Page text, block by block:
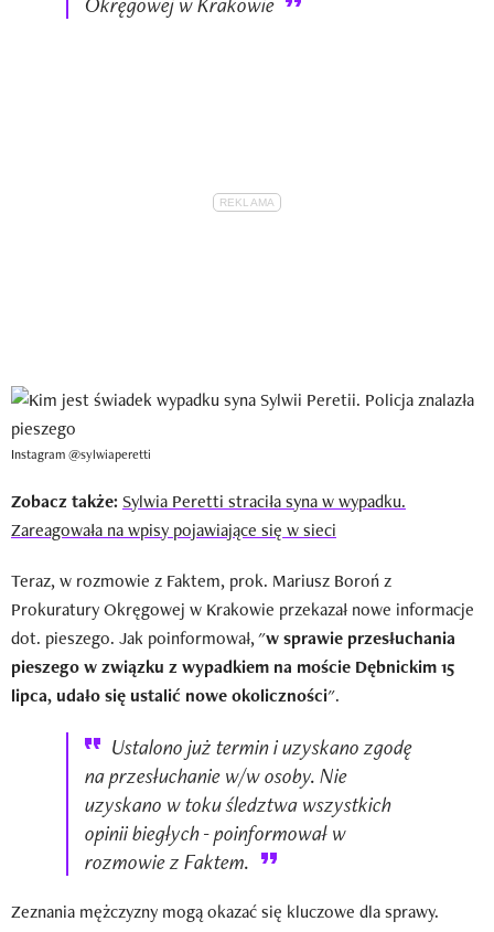
Instagram @sylwiaperetti
Zobacz także: Sylwia Peretti straciła syna w wypadku.
Zareagowała na wpisy pojawiające się w sieci
Teraz, w rozmowie z Faktem, prok. Mariusz Boroń z
Prokuratury Okręgowej w Krakowie przekazał nowe informacje
dot. pieszego. Jak poinformował, "w sprawie przesłuchania
pieszego w związku z wypadkiem na moście Dębnickim 15
lipca, udało się ustalić nowe okoliczności".
Ustalono już termin i uzyskano zgodę
na przesłuchanie w/w osoby. Nie
uzyskano w toku śledztwa wszystkich
opinii biegłych - poinformował w
rozmowie z Faktem.
Zeznania mężczyzny mogą okazać się kluczowe dla sprawy.